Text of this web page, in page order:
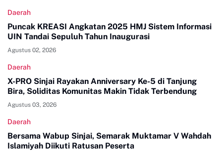
Daerah
Puncak KREASI Angkatan 2025 HMJ Sistem Informasi
UIN Tandai Sepuluh Tahun Inaugurasi
Agustus 02, 2026
Daerah
X-PRO Sinjai Rayakan Anniversary Ke-5 di Tanjung
Bira, Soliditas Komunitas Makin Tidak Terbendung
Agustus 03, 2026
Daerah
Bersama Wabup Sinjai, Semarak Muktamar V Wahdah
Islamiyah Diikuti Ratusan Peserta